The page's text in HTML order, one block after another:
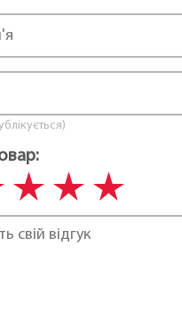
для пару
Електричні, Склокерамічні
Усі види плит